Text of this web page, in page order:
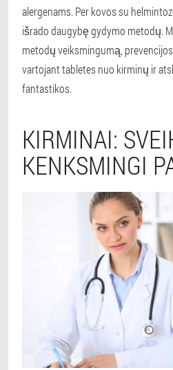
alergenams. Per kovos su
išrado daugybę gydymo metodų.
metodų veiksmingumą,
vartojant tabletes nuo kirminų ir
fantastikos.
KIRMINAI:
KENKSMINGI